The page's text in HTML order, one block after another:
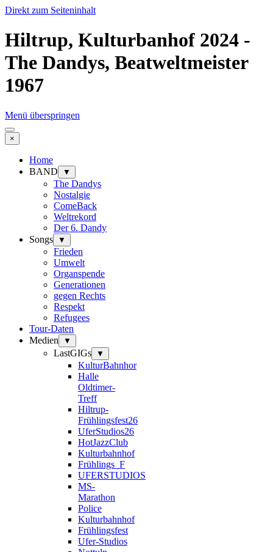
Direkt zum Seiteninhalt
Hiltrup, Kulturbanhof 2024 -
The Dandys, Beatweltmeister
1967
Menü überspringen
×
Home
BAND
▼
The Dandys
Nostalgie
ComeBack
Weltrekord
Der 6. Dandy
Songs
▼
Frieden
Umwelt
Organspende
Generationen
gegen Rechts
Respekt
Refugees
Tour-Daten
Medien
▼
LastGIGs ▼
KulturBahnhor
Halle
Oldtimer-
Treff
Hiltrup-
Frühlingsfest26
UferStudios26
HotJazzClub
Kulturbahnhof
Frühlings_F
UFERSTUDIOS
MS-
Marathon
Police
Kulturbahnhof
Frühlingsfest
Ufer-Studios